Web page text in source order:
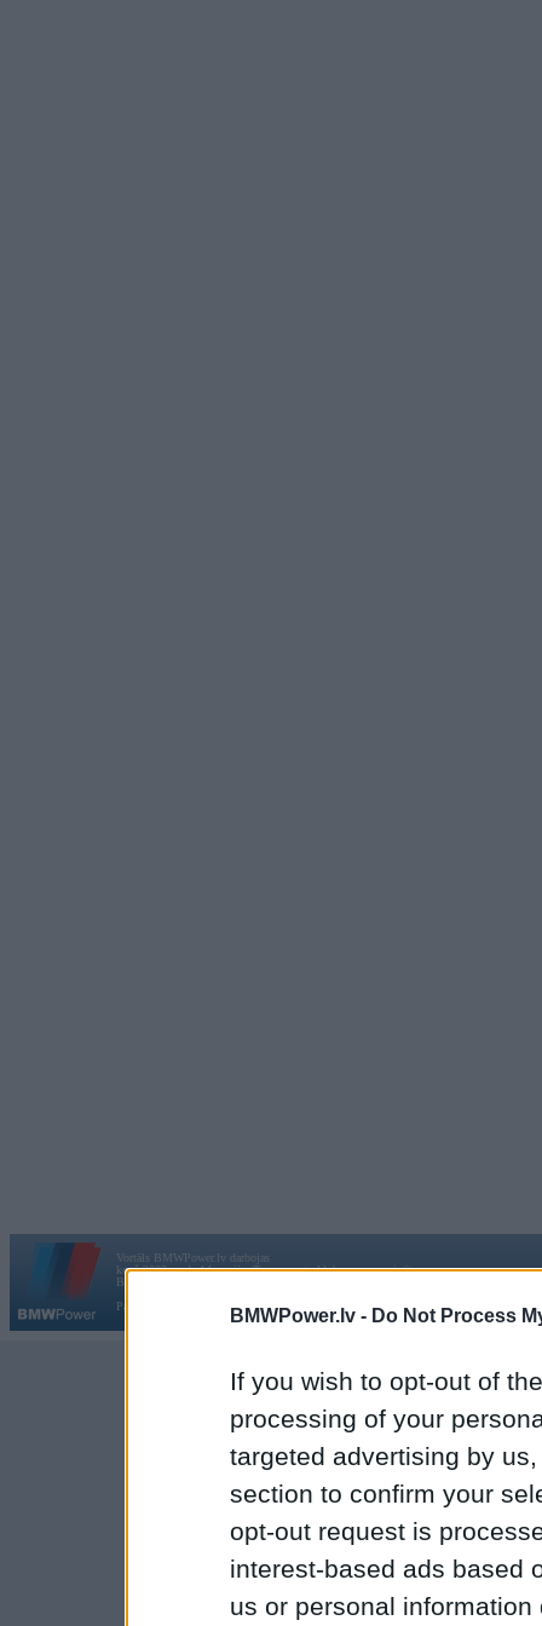
BMWPower.lv - Do Not Process
If you wish to opt-out of
processing of your
targeted advertising by
section to confirm your
opt-out request is
interest-based ads based
us or personal
Vortāls BMWPower.lv darbojas
kopš 2002. gada 14. maija. Tas nav auto klubs un nav saistīts ar
BMW AG.
Par BMWPower
Kontakti|Reklāma